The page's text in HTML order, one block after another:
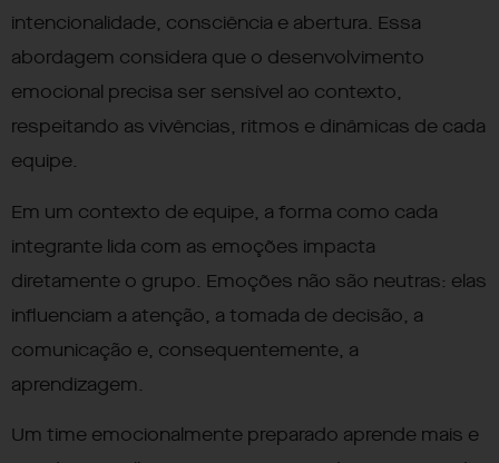
intencionalidade, consciência e abertura. Essa
abordagem considera que o desenvolvimento
emocional precisa ser sensível ao contexto,
respeitando as vivências, ritmos e dinâmicas de cada
equipe.
Em um contexto de equipe, a forma como cada
integrante lida com as emoções impacta
diretamente o grupo. Emoções não são neutras: elas
influenciam a atenção, a tomada de decisão, a
comunicação e, consequentemente, a
aprendizagem.
Um time emocionalmente preparado aprende mais e